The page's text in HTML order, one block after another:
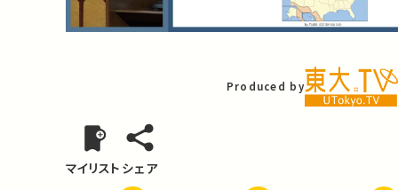
Produced by
マイリスト シェア